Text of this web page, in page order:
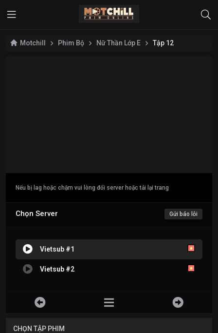
Motchill Phim Bộ Nữ Thần Lớp E Tập 12
Nếu bị lag hoặc chậm vui lòng đổi server hoặc tải lại trang
Chọn Server Gửi báo lỗi
Vietsub #1
Vietsub #2
CHỌN TẬP PHIM